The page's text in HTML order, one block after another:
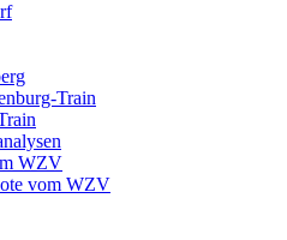
Train
WZV
vom WZV